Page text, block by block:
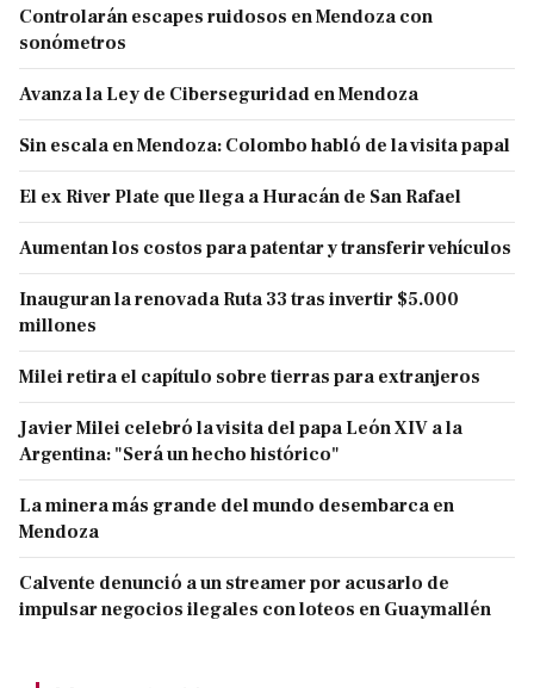
Controlarán escapes ruidosos en Mendoza con
sonómetros
Avanza la Ley de Ciberseguridad en Mendoza
Sin escala en Mendoza: Colombo habló de la visita papal
El ex River Plate que llega a Huracán de San Rafael
Aumentan los costos para patentar y transferir vehículos
Inauguran la renovada Ruta 33 tras invertir $5.000
millones
Milei retira el capítulo sobre tierras para extranjeros
Javier Milei celebró la visita del papa León XIV a la
Argentina: "Será un hecho histórico"
La minera más grande del mundo desembarca en
Mendoza
Calvente denunció a un streamer por acusarlo de
impulsar negocios ilegales con loteos en Guaymallén